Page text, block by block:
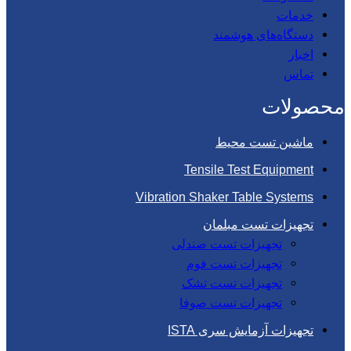
خدمات
دستگاه‌های هوشمند
اخبار
تماس
محصولات
ماشین تست محیط
Tensile Test Equipment
Vibration Shaker Table Systems
تجهیزات تست مبلمان
تجهیزات تست صندلی
تجهیزات تست فوم
تجهیزات تست تشک
تجهیزات تست صوفا
تجهیزات آزمایش سری ISTA